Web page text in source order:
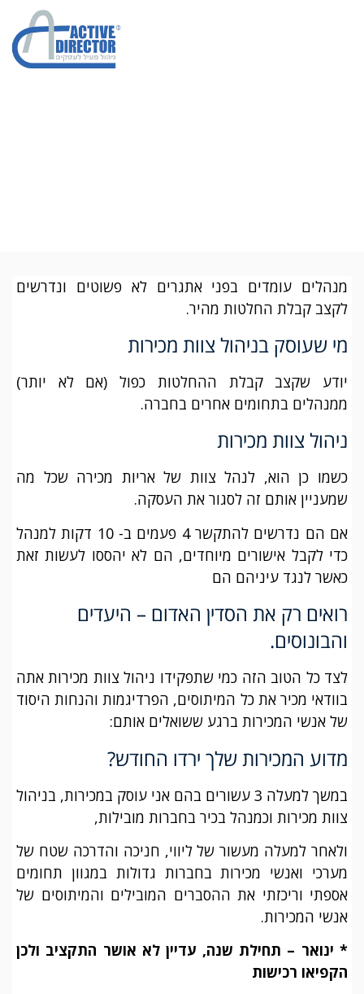
מנהלים עומדים בפני אתגרים לא פשוטים ונדרשים
לקצב קבלת החלטות מהיר.
מי שעוסק בניהול צוות מכירות
יודע שקצב קבלת ההחלטות כפול (אם לא יותר)
ממנהלים בתחומים אחרים בחברה.
ניהול צוות מכירות
כשמו כן הוא, לנהל צוות של אריות מכירה שכל מה
שמעניין אותם זה לסגור את העסקה.
אם הם נדרשים להתקשר 4 פעמים ב- 10 דקות למנהל
כדי לקבל אישורים מיוחדים, הם לא יהססו לעשות זאת
כאשר לנגד עיניהם הם
רואים רק את הסדין האדום – היעדים
והבונוסים.
לצד כל הטוב הזה כמי שתפקידו ניהול צוות מכירות אתה
בוודאי מכיר את כל המיתוסים, הפרדיגמות והנחות היסוד
של אנשי המכירות ברגע ששואלים אותם:
מדוע המכירות שלך ירדו החודש?
במשך למעלה 3 עשורים בהם אני עוסק במכירות, בניהול
צוות מכירות וכמנהל בכיר בחברות מובילות,
ולאחר למעלה מעשור של ליווי, חניכה והדרכה שטח של
מערכי ואנשי מכירות בחברות גדולות במגוון תחומים
אספתי וריכזתי את ההסברים המובילים והמיתוסים של
אנשי המכירות.
* ינואר – תחילת שנה, עדיין לא אושר התקציב ולכן
הקפיאו רכישות